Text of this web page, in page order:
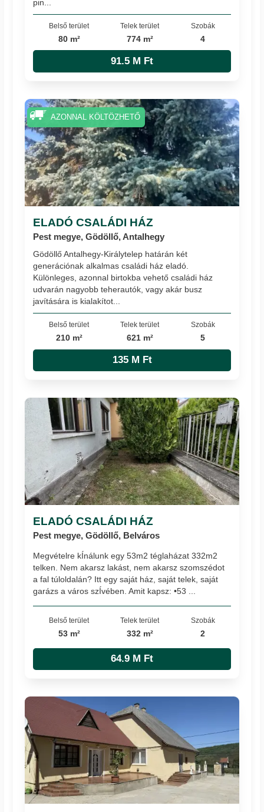
pin...
Belső terület
80 m²
Telek terület
774 m²
Szobák
4
91.5 M Ft
ELADÓ CSALÁDI HÁZ
Pest megye, Gödöllő, Antalhegy
Gödöllő Antalhegy-Királytelep határán két
generációnak alkalmas családi ház eladó.
Különleges, azonnal birtokba vehető családi ház
udvarán nagyobb teherautók, vagy akár busz
javítására is kialakítot...
Belső terület
210 m²
Telek terület
621 m²
Szobák
5
135 M Ft
AZONNAL KÖLTÖZHETŐ
ELADÓ CSALÁDI HÁZ
Pest megye, Gödöllő, Belváros
Megvételre kÍnálunk egy 53m2 téglaházat 332m2
telken. Nem akarsz lakást, nem akarsz szomszédot
a fal túloldalán? Itt egy saját ház, saját telek, saját
garázs a város szÍvében. Amit kapsz: •53 ...
Belső terület
53 m²
Telek terület
332 m²
Szobák
2
64.9 M Ft